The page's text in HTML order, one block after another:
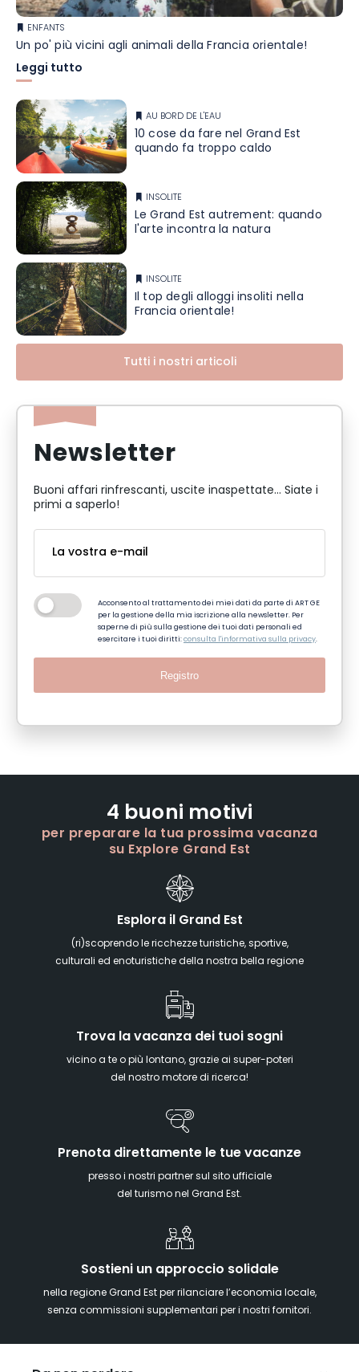
ENFANTS
Un po' più vicini agli animali della Francia orientale!
Leggi tutto
AU BORD DE L'EAU
10 cose da fare nel Grand Est
quando fa troppo caldo
INSOLITE
Le Grand Est autrement: quando
l'arte incontra la natura
INSOLITE
Il top degli alloggi insoliti nella
Francia orientale!
Tutti i nostri articoli
Newsletter
Buoni affari rinfrescanti, uscite inaspettate... Siate i
primi a saperlo!
Acconsento al trattamento dei miei dati da parte di ART GE
per la gestione della mia iscrizione alla newsletter. Per
saperne di più sulla gestione dei tuoi dati personali ed
esercitare i tuoi diritti:consulta l'informativa sulla privacy.
Registro
4 buoni motivi
per preparare la tua prossima vacanza
su Explore Grand Est
Esplora il Grand Est
(ri)scoprendo le ricchezze turistiche, sportive,
culturali ed enoturistiche della nostra bella regione
Trova la vacanza dei tuoi sogni
vicino a te o più lontano, grazie ai super-poteri
del nostro motore di ricerca!
Prenota direttamente le tue vacanze
presso i nostri partner sul sito ufficiale
del turismo nel Grand Est.
Sostieni un approccio solidale
nella regione Grand Est per rilanciare l’economia locale,
senza commissioni supplementari per i nostri fornitori.